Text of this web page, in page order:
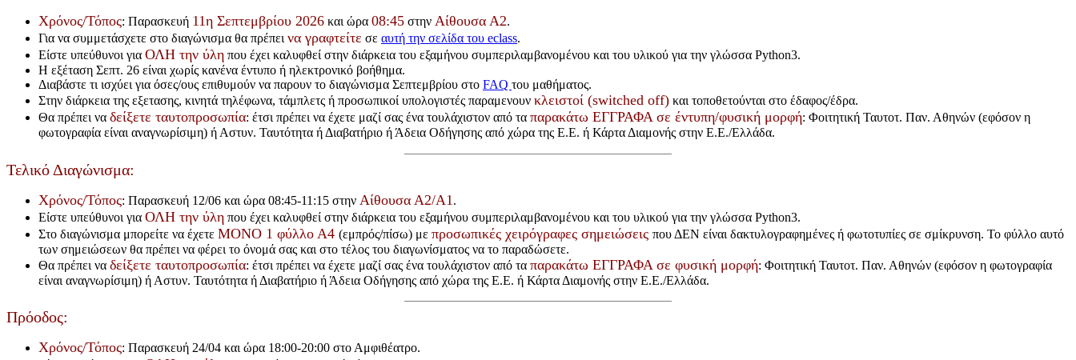
Χρόνος/Τόπος: Παρασκευή 11η Σεπτεμβρίου 2026 και ώρα 08:45 στην Αίθουσα Α2.
Για να συμμετάσχετε στο διαγώνισμα θα πρέπει να γραφτείτε σε αυτή την σελίδα του eclass.
Είστε υπεύθυνοι για ΟΛΗ την ύλη που έχει καλυφθεί στην διάρκεια του εξαμήνου συμπεριλαμβανομένου και του υλικού για την γλώσσα Python3.
Η εξέταση Σεπτ. 26 είναι χωρίς κανένα έντυπο ή ηλεκτρονικό βοήθημα.
Διαβάστε τι ισχύει για όσες/ους επιθυμούν να παρουν το διαγώνισμα Σεπτεμβρίου στο FAQ του μαθήματος.
Στην διάρκεια της εξετασης, κινητά τηλέφωνα, τάμπλετς ή προσωπικοί υπολογιστές παραμενουν κλειστοί (switched off) και τοποθετούνται στο έδαφος/έδρα.
Θα πρέπει να δείξετε ταυτοπροσωπία: έτσι πρέπει να έχετε μαζί σας ένα τουλάχιστον από τα παρακάτω ΕΓΓΡΑΦΑ σε έντυπη/φυσική μορφή: Φοιτητική Ταυτοτ. Παν. Αθηνών (εφόσον η
φωτογραφία είναι αναγνωρίσιμη) ή Αστυν. Ταυτότητα ή Διαβατήριο ή Άδεια Οδήγησης από χώρα της Ε.Ε. ή Κάρτα Διαμονής στην Ε.Ε./Ελλάδα.
Τελικό Διαγώνισμα:
Χρόνος/Τόπος: Παρασκευή 12/06 και ώρα 08:45-11:15 στην Αίθουσα Α2/Α1.
Είστε υπεύθυνοι για ΟΛΗ την ύλη που έχει καλυφθεί στην διάρκεια του εξαμήνου συμπεριλαμβανομένου και του υλικού για την γλώσσα Python3.
Στο διαγώνισμα μπορείτε να έχετε ΜΟΝΟ 1 φύλλο Α4 (εμπρός/πίσω) με προσωπικές χειρόγραφες σημειώσεις που ΔΕΝ είναι δακτυλογραφημένες ή φωτοτυπίες σε σμίκρυνση. Το φύλλο αυτό
των σημειώσεων θα πρέπει να φέρει το όνομά σας και στο τέλος του διαγωνίσματος να το παραδώσετε.
Θα πρέπει να δείξετε ταυτοπροσωπία: έτσι πρέπει να έχετε μαζί σας ένα τουλάχιστον από τα παρακάτω ΕΓΓΡΑΦΑ σε φυσική μορφή: Φοιτητική Ταυτοτ. Παν. Αθηνών (εφόσον η φωτογραφία
είναι αναγνωρίσιμη) ή Αστυν. Ταυτότητα ή Διαβατήριο ή Άδεια Οδήγησης από χώρα της Ε.Ε. ή Κάρτα Διαμονής στην Ε.Ε./Ελλάδα.
Πρόοδος:
Χρόνος/Τόπος: Παρασκευή 24/04 και ώρα 18:00-20:00 στο Αμφιθέατρο.